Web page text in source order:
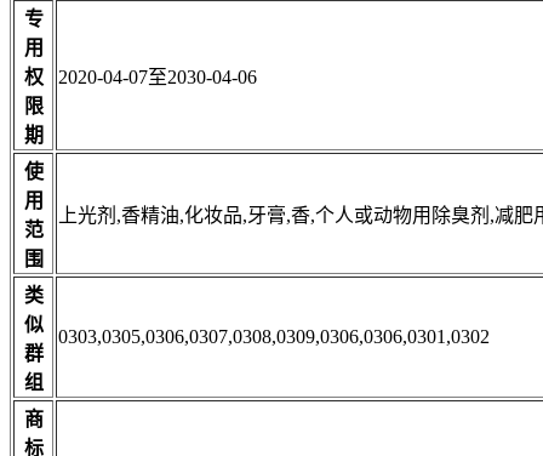
专
用
权
限
期
2020-04-07至2030-04-06
使
用
范
围
上光剂,香精油,化妆品,牙膏,香,个人或动物用除臭剂,减
类
似
群
组
0303,0305,0306,0307,0308,0309,0306,0306,0301,0302
商
标